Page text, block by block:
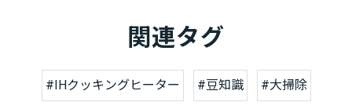
関連タグ
#IHクッキングヒーター #豆知識 #大掃除